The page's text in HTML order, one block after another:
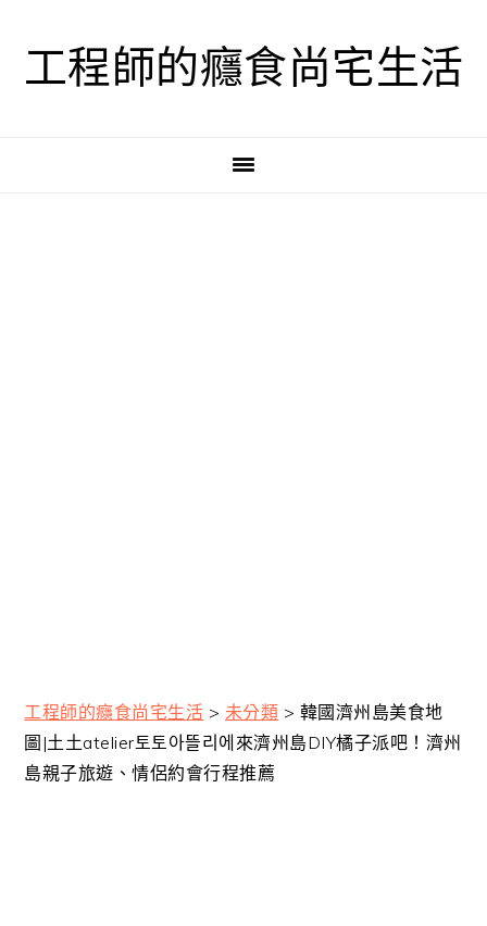
工程師的癮食尚宅生活
工程師的癮食尚宅生活 > 未分類 > 韓國濟州島美食地
圖|土土atelier토토아뜰리에來濟州島DIY橘子派吧！濟州
島親子旅遊、情侶約會行程推薦